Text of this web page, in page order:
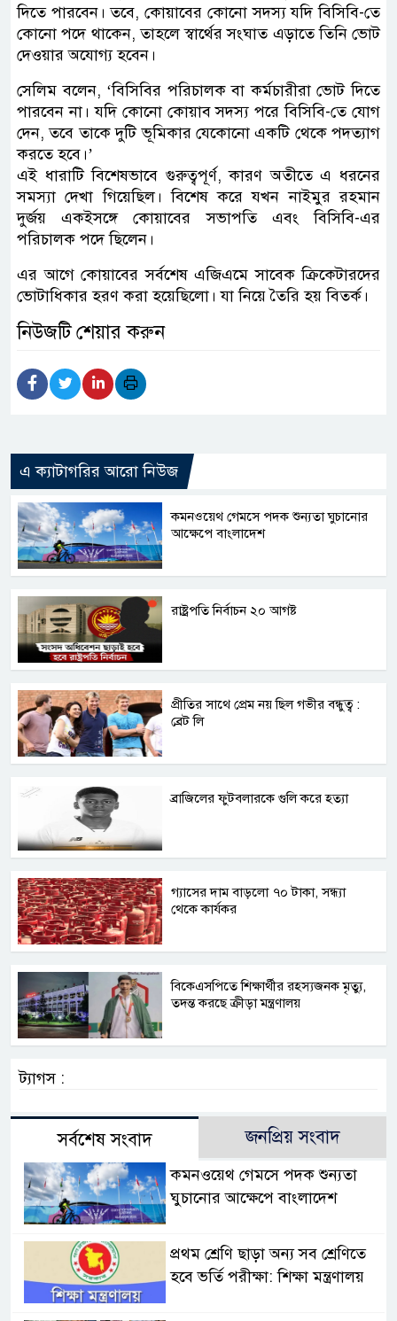
দিতে পারবেন। তবে, কোয়াবের কোনো সদস্য যদি বিসিবি-তে
কোনো পদে থাকেন, তাহলে স্বার্থের সংঘাত এড়াতে তিনি ভোট
দেওয়ার অযোগ্য হবেন।
সেলিম বলেন, ‘বিসিবির পরিচালক বা কর্মচারীরা ভোট দিতে
পারবেন না। যদি কোনো কোয়াব সদস্য পরে বিসিবি-তে যোগ
দেন, তবে তাকে দুটি ভূমিকার যেকোনো একটি থেকে পদত্যাগ
করতে হবে।’
এই ধারাটি বিশেষভাবে গুরুত্বপূর্ণ, কারণ অতীতে এ ধরনের
সমস্যা দেখা গিয়েছিল। বিশেষ করে যখন নাইমুর রহমান
দুর্জয় একইসঙ্গে কোয়াবের সভাপতি এবং বিসিবি-এর
পরিচালক পদে ছিলেন।
এর আগে কোয়াবের সর্বশেষ এজিএমে সাবেক ক্রিকেটারদের
ভোটাধিকার হরণ করা হয়েছিলো। যা নিয়ে তৈরি হয় বিতর্ক।
নিউজটি শেয়ার করুন
এ ক্যাটাগরির আরো নিউজ
কমনওয়েথ গেমসে পদক শুন্যতা ঘুচানোর
আক্ষেপে বাংলাদেশ
রাষ্ট্রপতি নির্বাচন ২০ আগষ্ট
প্রীতির সাথে প্রেম নয় ছিল গভীর বন্ধুত্ব :
ব্রেট লি
ব্রাজিলের ফুটবলারকে গুলি করে হত্যা
গ্যাসের দাম বাড়লো ৭০ টাকা, সন্ধ্যা
থেকে কার্যকর
বিকেএসপিতে শিক্ষার্থীর রহস্যজনক মৃত্যু,
তদন্ত করছে ক্রীড়া মন্ত্রণালয়
ট্যাগস :
সর্বশেষ সংবাদ জনপ্রিয় সংবাদ
কমনওয়েথ গেমসে পদক শুন্যতা
ঘুচানোর আক্ষেপে বাংলাদেশ
প্রথম শ্রেণি ছাড়া অন্য সব শ্রেণিতে
হবে ভর্তি পরীক্ষা: শিক্ষা মন্ত্রণালয়